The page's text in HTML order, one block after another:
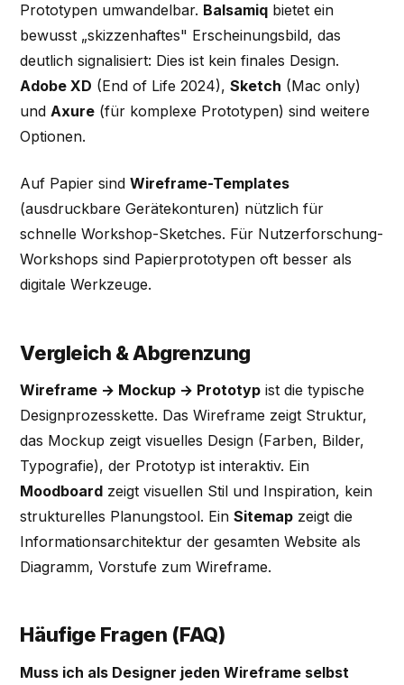
Prototypen umwandelbar. Balsamiq bietet ein
bewusst „skizzenhaftes" Erscheinungsbild, das
deutlich signalisiert: Dies ist kein finales Design.
Adobe XD (End of Life 2024),Sketch (Mac only)
undAxure (für komplexe Prototypen) sind weitere
Optionen.
Auf Papier sindWireframe-Templates
(ausdruckbare Gerätekonturen) nützlich für
schnelle Workshop-Sketches. Für Nutzerforschung-
Workshops sind Papierprototypen oft besser als
digitale Werkzeuge.
Vergleich & Abgrenzung
Wireframe → Mockup → Prototyp ist die typische
Designprozesskette. Das Wireframe zeigt Struktur,
das Mockup zeigt visuelles Design (Farben, Bilder,
Typografie), der Prototyp ist interaktiv. Ein
Moodboard zeigt visuellen Stil und Inspiration, kein
strukturelles Planungstool. EinSitemap zeigt die
Informationsarchitektur der gesamten Website als
Diagramm, Vorstufe zum Wireframe.
Häufige Fragen (FAQ)
Muss ich als Designer jeden Wireframe selbst